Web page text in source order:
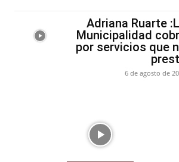
Adriana Ruarte
Municipalidad
por servicios que
6 de agosto de